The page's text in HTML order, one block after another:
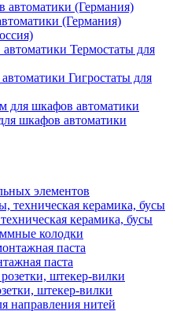
(Германия)
Термостаты для
Гигростаты для
шкафов автоматики
элементов
керамика, бусы
колодки
паста
штекер-вилки